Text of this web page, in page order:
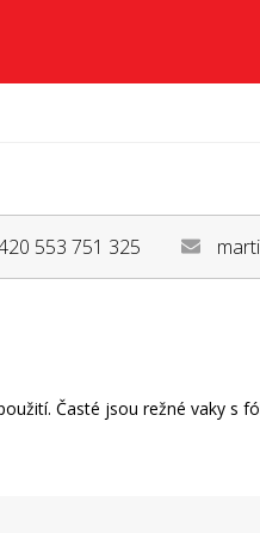
553 751 325
Časté jsou režné vaky s